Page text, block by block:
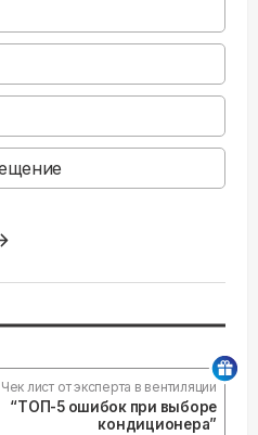
Чек лист от эксперта в вентиляции
“ТОП-5 ошибок при выборе
кондиционера”